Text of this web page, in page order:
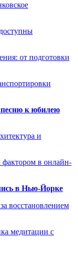
от подготовки
к юбилею
и
в онлайн-
в Нью-Йорке
восстановлением
медитации с